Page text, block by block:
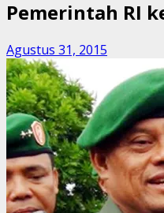
Pemerintah RI
Agustus 31, 2015